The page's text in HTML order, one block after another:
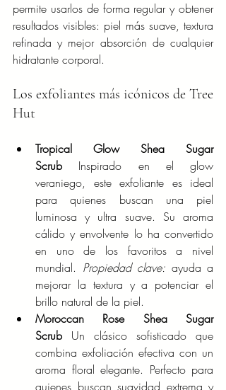
permite usarlos de forma regular y obtener
resultados visibles: piel más suave, textura
refinada y mejor absorción de cualquier
hidratante corporal.
Los exfoliantes más icónicos de Tree
Hut
Tropical Glow Shea Sugar
Scrub Inspirado en el glow
veraniego, este exfoliante es ideal
para quienes buscan una piel
luminosa y ultra suave. Su aroma
cálido y envolvente lo ha convertido
en uno de los favoritos a nivel
mundial. Propiedad clave: ayuda a
mejorar la textura y a potenciar el
brillo natural de la piel.
Moroccan Rose Shea Sugar
Scrub Un clásico sofisticado que
combina exfoliación efectiva con un
aroma floral elegante. Perfecto para
quienes buscan suavidad extrema y